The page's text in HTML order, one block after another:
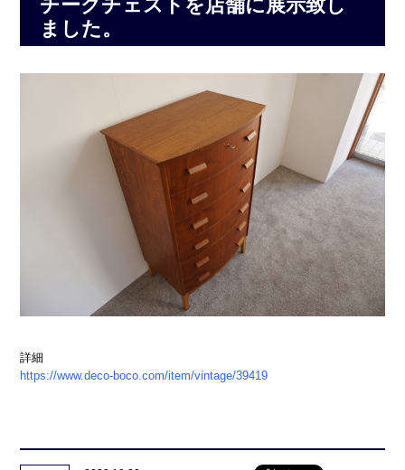
チークチェストを店舗に展示致し
ました。
詳細
https://www.deco-boco.com/item/vintage/39419